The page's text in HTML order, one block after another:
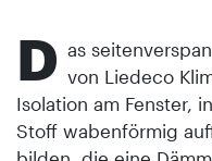
D as
von Liedeco
Isolation am Fenster,
Stoff wabenförmig